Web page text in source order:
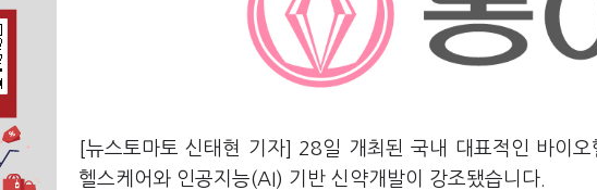
[뉴스토마토 신태현 기자] 28일 개최된 국내 대표적인 바이
헬스케어와 인공지능(AI) 기반 신약개발이 강조됐습니다.